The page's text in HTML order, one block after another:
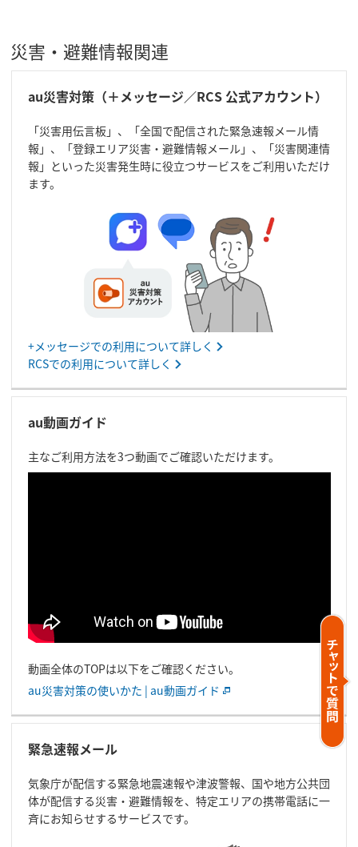
災害・避難情報関連
au災害対策（＋メッセージ／RCS 公式アカウント）
「災害用伝言板」、「全国で配信された緊急速報メール情
報」、「登録エリア災害・避難情報メール」、「災害関連情
報」といった災害発生時に役立つサービスをご利用いただけ
ます。
+メッセージでの利用について詳しく
RCSでの利用について詳しく
au動画ガイド
主なご利用方法を3つ動画でご確認いただけます。
動画全体のTOPは以下をご確認ください。
au災害対策の使いかた | au動画ガイド
緊急速報メール
気象庁が配信する緊急地震速報や津波警報、国や地方公共団
体が配信する災害・避難情報を、特定エリアの携帯電話に一
斉にお知らせするサービスです。